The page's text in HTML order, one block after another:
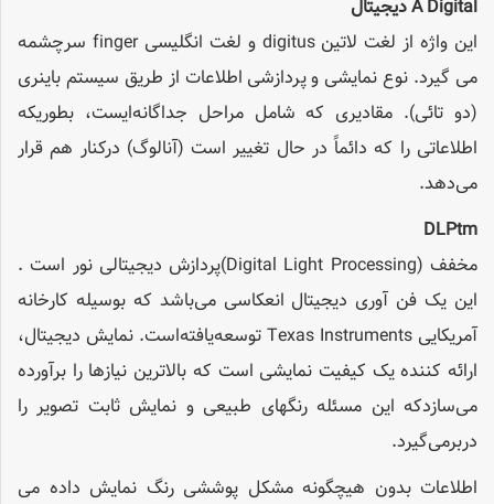
A Digitalدیجیتال
این واژه از لغت لاتین digitus و لغت انگلیسی finger سرچشمه
می گیرد. نوع نمایشی و پردازشی اطلاعات از طریق سیستم باینری
(دو تائی). مقادیری که شامل مراحل جداگانه‌ایست، بطوریکه
اطلاعاتی را که دائماً در حال تغییر است (آنالوگ) درکنار هم قرار
می‌دهد.
DLPtm
مخفف (Digital Light Processing)پردازش دیجیتالی نور است .
این یک فن آوری دیجیتال انعکاسی می‌باشد که بوسیله کارخانه
آمریکایی Texas Instruments توسعه‌یافته‌است. نمایش دیجیتال،
ارائه کننده یک کیفیت نمایشی است که بالاترین نیازها را برآورده
می‌سازدکه این مسئله رنگهای طبیعی و نمایش ثابت تصویر را
دربرمی‌گیرد.
اطلاعات بدون هیچگونه مشکل پوششی رنگ نمایش داده می